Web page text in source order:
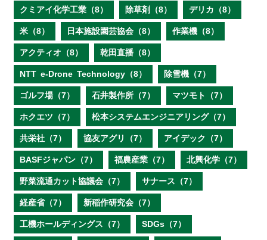
クミアイ化学工業（8） 除草剤（8） デリカ（8）
米（8） 日本施設園芸協会（8） 作業機（8）
アクティオ（8） 乾田直播（8）
NTT e‐Drone Technology（8） 除雪機（7）
ゴルフ場（7） 石井製作所（7） マツモト（7）
ホクエツ（7） 松本システムエンジニアリング（7）
共栄社（7） 協友アグリ（7） アイデック（7）
BASFジャパン（7） 福農産業（7） 北興化学（7）
野菜流通カット協議会（7） サナース（7）
経産省（7） 新稲作研究会（7）
工機ホールディングス（7） SDGs（7）